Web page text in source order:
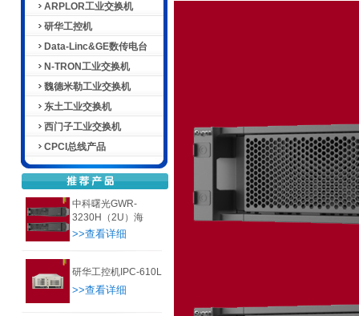
ARPLOR工业交换机
研华工控机
Data-Linc&GE数传电台
N-TRON工业交换机
魏德米勒工业交换机
东土工业交换机
西门子工业交换机
CPCI总线产品
中科曙光GWR-
3230H（2U）海
>>查看详细
研华工控机IPC-610L
>>查看详细